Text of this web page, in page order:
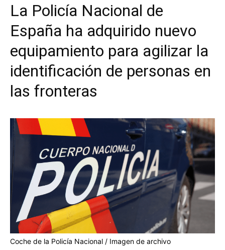
La Policía Nacional de
España ha adquirido nuevo
equipamiento para agilizar la
identificación de personas en
las fronteras
Coche de la Policía Nacional / Imagen de archivo